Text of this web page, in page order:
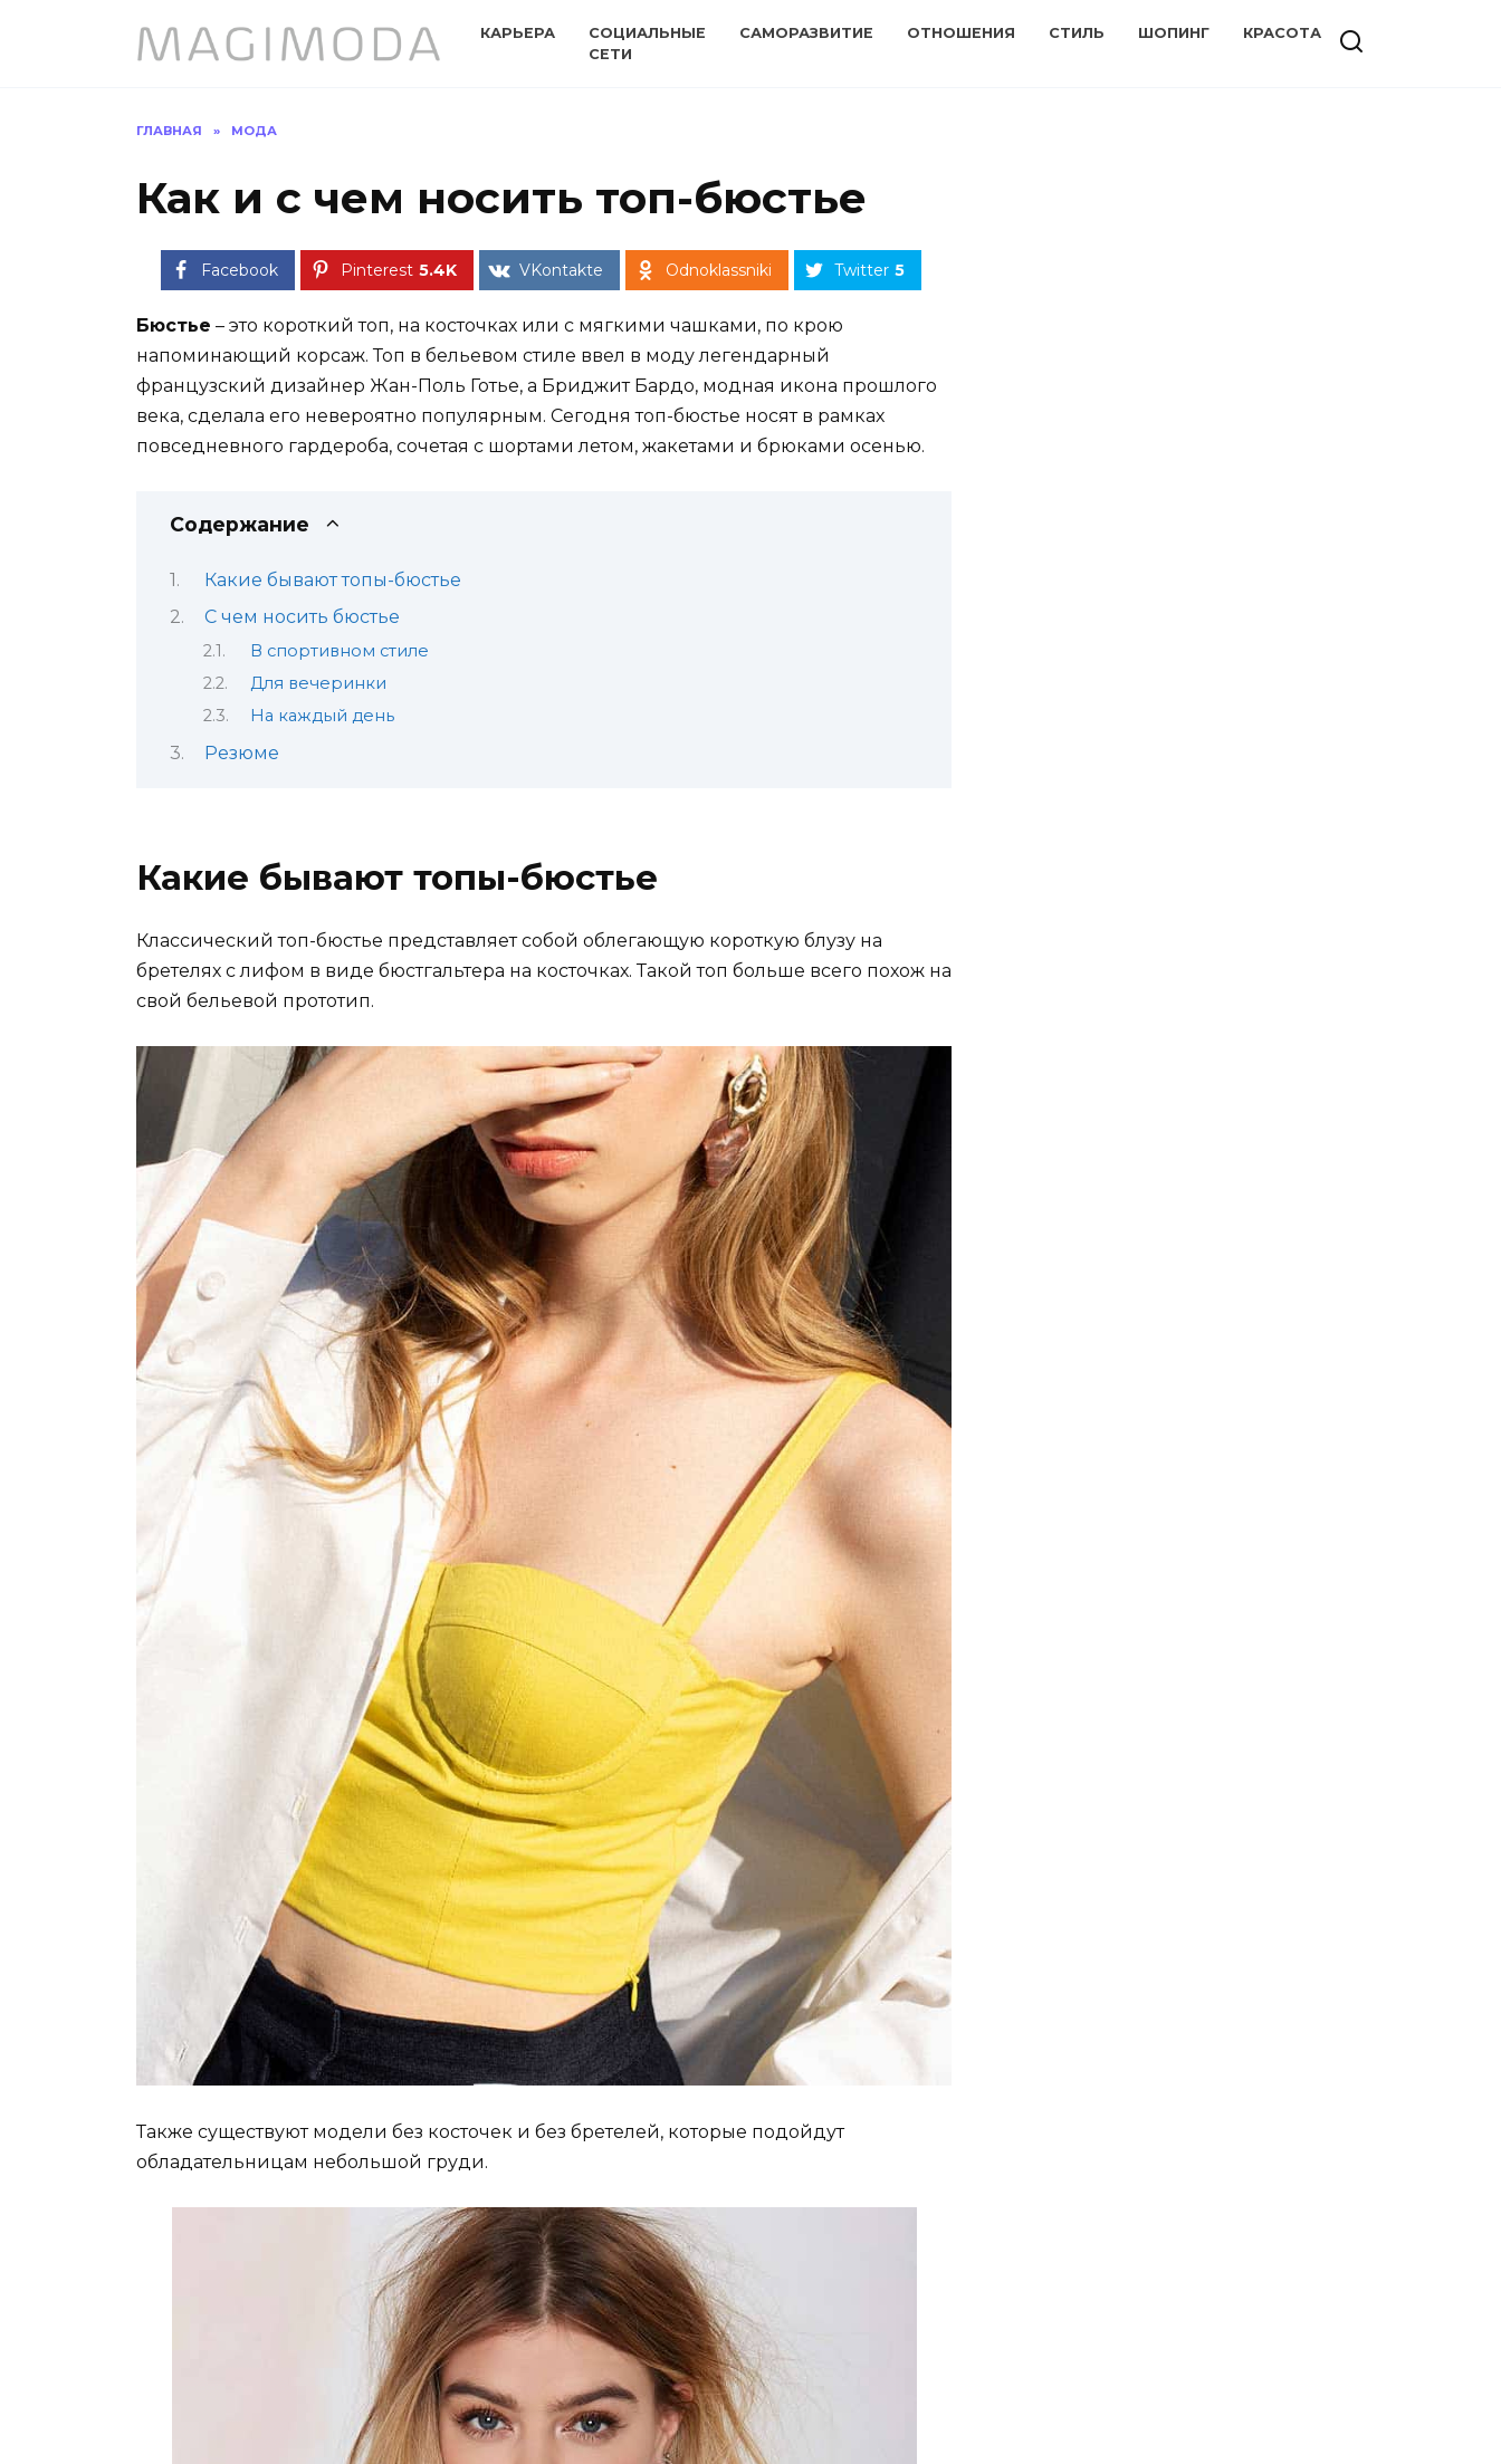
КАРЬЕРА
СОЦИАЛЬНЫЕ
СЕТИ
САМОРАЗВИТИЕ ОТНОШЕНИЯ СТИЛЬ ШОПИНГ КРАСОТА
ГЛАВНАЯ » МОДА
Как и с чем носить топ-бюстье
Facebook Pinterest 5.4K VKontakte Odnoklassniki Twitter 5
Бюстье – это короткий топ, на косточках или с мягкими чашками, по крою
напоминающий корсаж. Топ в бельевом стиле ввел в моду легендарный
французский дизайнер Жан-Поль Готье, а Бриджит Бардо, модная икона прошлого
века, сделала его невероятно популярным. Сегодня топ-бюстье носят в рамках
повседневного гардероба, сочетая с шортами летом, жакетами и брюками осенью.
Содержание
Какие бывают топы-бюстье
С чем носить бюстье
В спортивном стиле
Для вечеринки
На каждый день
Резюме
Какие бывают топы-бюстье
Классический топ-бюстье представляет собой облегающую короткую блузу на
бретелях с лифом в виде бюстгальтера на косточках. Такой топ больше всего похож на
свой бельевой прототип.
Также существуют модели без косточек и без бретелей, которые подойдут
обладательницам небольшой груди.